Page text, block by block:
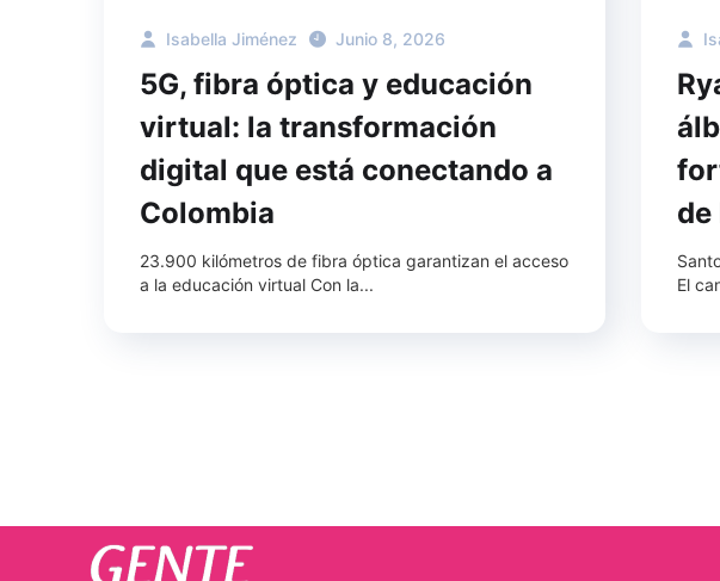
Isabella Jiménez Junio 8, 2026
5G, fibra óptica y educación
virtual: la transformación
digital que está conectando a
Colombia
23.900 kilómetros de fibra óptica garantizan el acceso
a la educación virtual Con la...
de
El